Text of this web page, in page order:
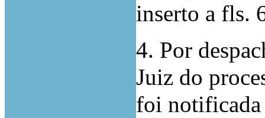
inserto a fls.
4. Por
Juiz do
foi notificada